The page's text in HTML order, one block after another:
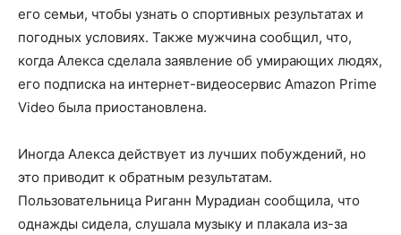
его семьи, чтобы узнать о спортивных результатах и ​​
погодных условиях. Также мужчина сообщил, что,
когда Алекса сделала заявление об умирающих людях,
его подписка на интернет-видеосервис Amazon Prime
Video была приостановлена.
Иногда Алекса действует из лучших побуждений, но
это приводит к обратным результатам.
Пользовательница Риганн Мурадиан сообщила, что
однажды сидела, слушала музыку и плакала из-за